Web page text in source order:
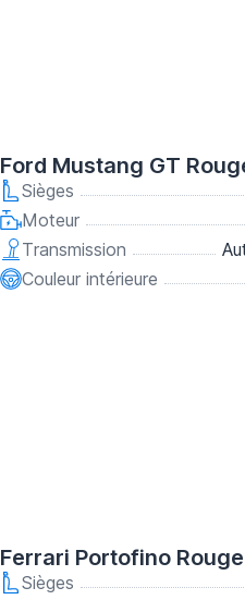
Ford Mustang GT
Sièges
Moteur
Transmission
Couleur intérieure
Ferrari Portofino
Sièges